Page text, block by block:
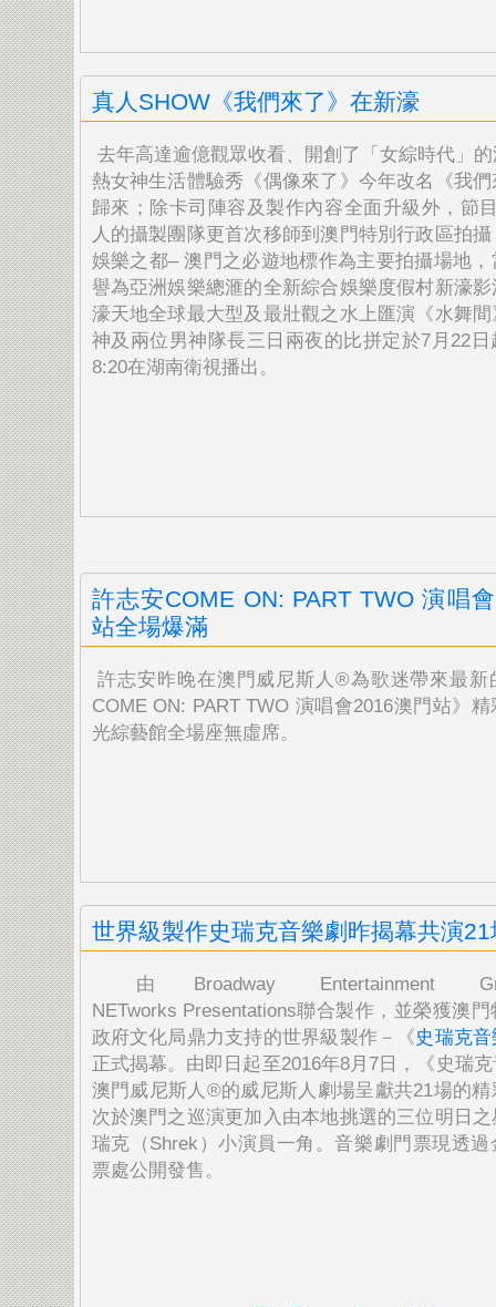
真人SHOW《我們來了》在新濠
去年高達逾億觀眾收看、
開創了「女綜時代」
熱女神生活體驗秀《偶像來了》 今年改名《我
歸來； 除卡司陣容及製作內容全面升級外，節
人的攝製團隊更首次移師到澳門特別行政區拍
娛樂之都– 澳門之必遊地標作為主要拍攝場地，
譽為亞洲娛樂總滙的全新綜合娛樂度假村新濠
濠天地全球最大型及最壯觀之水上匯演《水舞
神及兩位男神隊長三日兩夜的比拼定於7月22
8:20在湖南衛視播出。
許志安COME ON: PART TWO 演唱
站全場爆滿
許志安昨晚在澳門威尼斯人®為歌迷帶來最新
COME ON: PART TWO 演唱會2016澳門站》
光綜藝館全場座無虛席。
世界級製作史瑞克音樂劇昨揭幕共演21
由Broadway Entertainment
NETworks Presentations聯合製作， 並榮獲澳
政府文化局鼎力支持的世界級製作－《史瑞克
正式揭幕。由即日起至2016年8月7日，《 史瑞
澳門威尼斯人®的威尼斯人劇場呈獻共21場的精
次於澳門之巡演更加入由本地挑選的三位明日
瑞克（Shrek）小演員一角。音樂劇門票現透過
票處公開發售。